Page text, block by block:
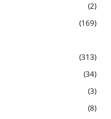
2
169
313
34
3
8